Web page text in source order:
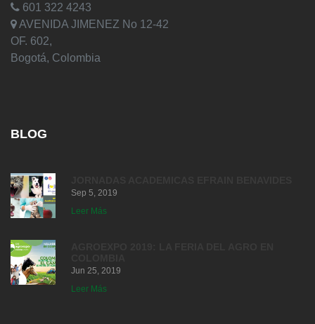
601 322 4243
AVENIDA JIMENEZ No 12-42
OF. 602,
Bogotá, Colombia
BLOG
Sep 5, 2019
Leer Más
Jun 25, 2019
Leer Más